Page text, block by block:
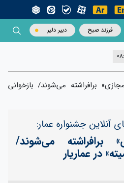
فرزند صبح دبیر دلیر
برافراشته می‌شوند/ بازخوانی
آنلاین جشنواره عمار:
برافراشته می‌شوند/
در عماریار